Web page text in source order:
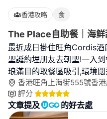
香港攻略 食
The Place自助餐｜海
最近成日掛住旺角Cordis
聖誕約埋朋友去朝聖!一入
琅滿目的取餐區吸引,環境
香港旺角上海街555號香
評分
文章提及 的好去處